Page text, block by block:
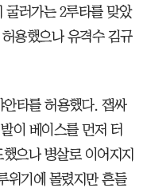
굴러가는 2루타를 맞았
용했으나 유격수 김규
타를 허용했다. 잽싸
이 베이스를 먼저 터
으나 병살로 이어지지
위기에 몰렸지만 흔들